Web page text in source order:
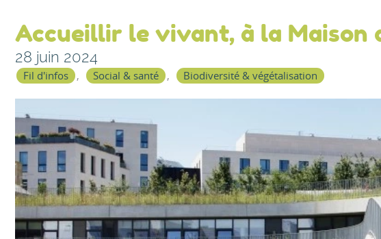
Accueillir le vivant, à la Maison
28 juin 2024
Fil d'infos
Social & santé Biodiversité & végétalisation